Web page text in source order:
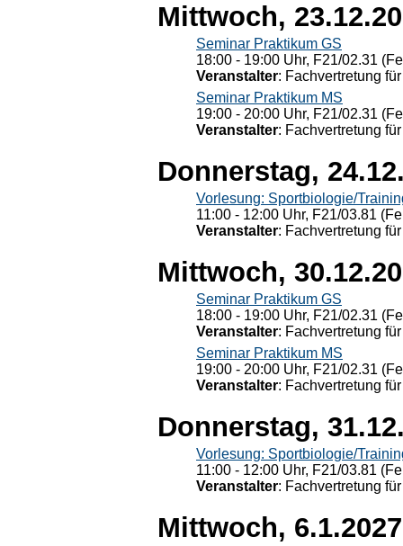
Mittwoch,
Seminar Praktikum GS
18:00 - 19:00 Uhr, F21/02.31
Veranstalter: Fachvertretung
Seminar Praktikum MS
19:00 - 20:00 Uhr, F21/02.31
Veranstalter: Fachvertretung
Donnerstag,
Vorlesung: Sportbiologie/
11:00 - 12:00 Uhr, F21/03.81
Veranstalter: Fachvertretung
Mittwoch,
Seminar Praktikum GS
18:00 - 19:00 Uhr, F21/02.31
Veranstalter: Fachvertretung
Seminar Praktikum MS
19:00 - 20:00 Uhr, F21/02.31
Veranstalter: Fachvertretung
Donnerstag,
Vorlesung: Sportbiologie/
11:00 - 12:00 Uhr, F21/03.81
Veranstalter: Fachvertretung
Mittwoch, 6.1.2027